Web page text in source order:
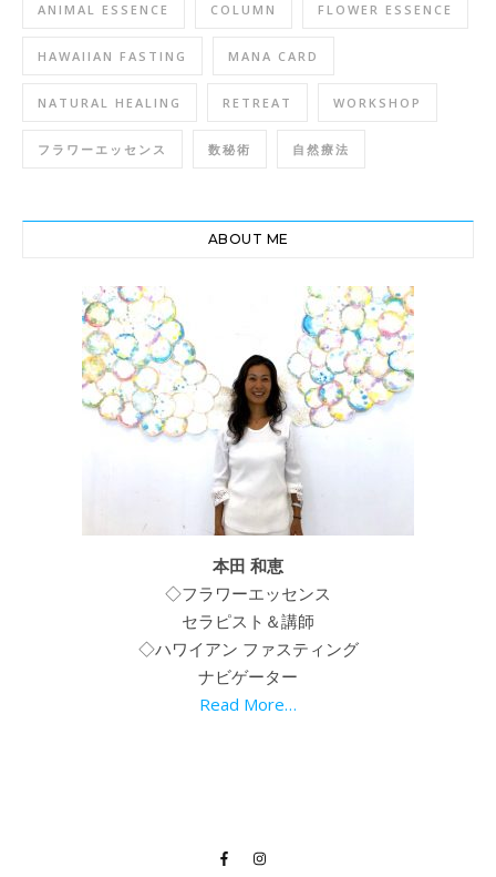
ANIMAL ESSENCE COLUMN FLOWER ESSENCE
HAWAIIAN FASTING MANA CARD
NATURAL HEALING RETREAT WORKSHOP
フラワーエッセンス 数秘術 自然療法
ABOUT ME
本田 和恵
◇フラワーエッセンス
セラピスト＆講師
◇ハワイアン ファスティング
ナビゲーター
Read More…